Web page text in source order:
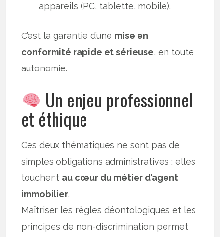
appareils (PC, tablette, mobile).
C’est la garantie d’une mise en
conformité rapide et sérieuse, en toute
autonomie.
Un enjeu professionnel
et éthique
Ces deux thématiques ne sont pas de
simples obligations administratives : elles
touchent au cœur du métier d’agent
immobilier.
Maîtriser les règles déontologiques et les
principes de non-discrimination permet